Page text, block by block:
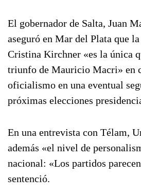
El gobernador de Salta, Juan
aseguró en Mar del Plata que
Cristina Kirchner «es la única
triunfo de Mauricio Macri» en
oficialismo en una eventual
próximas elecciones
En una entrevista con Télam,
además «el nivel de
nacional: «Los partidos
sentenció.